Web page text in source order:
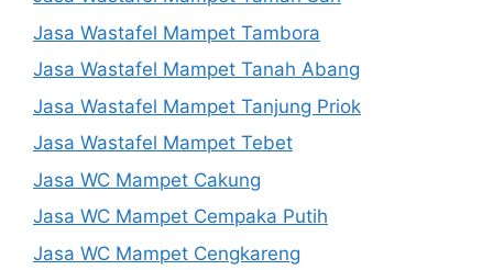
Jasa Wastafel Mampet Tambora
Jasa Wastafel Mampet Tanah Abang
Jasa Wastafel Mampet Tanjung Priok
Jasa Wastafel Mampet Tebet
Jasa WC Mampet Cakung
Jasa WC Mampet Cempaka Putih
Jasa WC Mampet Cengkareng